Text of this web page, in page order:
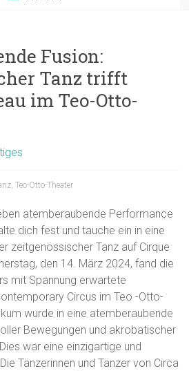
Fusion:
Tanz trifft
im Teo-Otto-
,Teo-Otto-Theater
atemberaubende Performance
dich fest und tauche ein in eine
zeitgenössischer Tanz auf Cirque
den 14. März 2024, fand die
mit Spannung erwartete
Circus im Teo -Otto-
wurde in eine atemberaubende
Bewegungen und akrobatischer
war eine einzigartige und
Tänzerinnen und Tänzer von Circa